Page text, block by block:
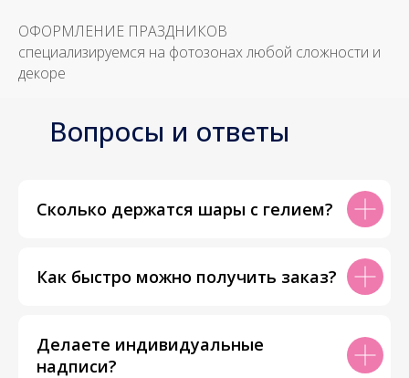
ОФОРМЛЕНИЕ ПРАЗДНИКОВ
специализируемся на фотозонах любой сложности и
декоре
Вопросы и ответы
Сколько держатся шары с гелием?
Как быстро можно получить заказ?
Делаете индивидуальные
надписи?